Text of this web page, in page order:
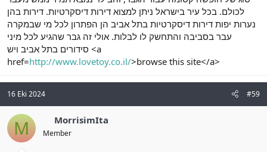
לכולם. בכל עיר בישראל ניתן למצוא דירות דיסקרטיות. דירות בהן
נערות יפות דירות דיסקרטיות בתל אביב הן הפתרון לכל מי שבמקרה
עבר בסביבה והתחשק לו לבלות. אולי זה גבר שהגיע לכל מיני
סידורים בתל אביב ויש <a
href=http://www.lovetoy.co.il/>browse this site</a>
16 Eki 2024 #59
M MorrisimIta
Member